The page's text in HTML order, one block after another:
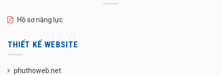
Hồ sơ năng lực
THIẾT KẾ WEBSITE
phuthoweb.net